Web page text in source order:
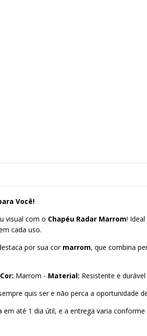
Você!
visual com o Chapéu Radar Marrom!
cada uso.
por sua cor marrom, que combina
Cor: Marrom - Material: Resistente e durável
quis ser e não perca a oportunidade
até 1 dia útil, e a entrega varia